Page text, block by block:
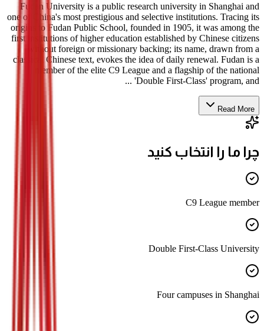
Fudan University is a public research university in Shanghai and
one of China's most prestigious and selective institutions. Tracing its
origins to Fudan Public School, founded in 1905, it was among the
first institutions of higher education established by Chinese citizens
without foreign or missionary backing; its name, drawn from a
classical Chinese text, evokes the idea of daily renewal. Fudan is a
member of the elite C9 League and a flagship of the national
'Double First-Class' program, and ...
Read More
چرا ما را انتخاب کنید
C9 League member
Double First-Class University
Four campuses in Shanghai